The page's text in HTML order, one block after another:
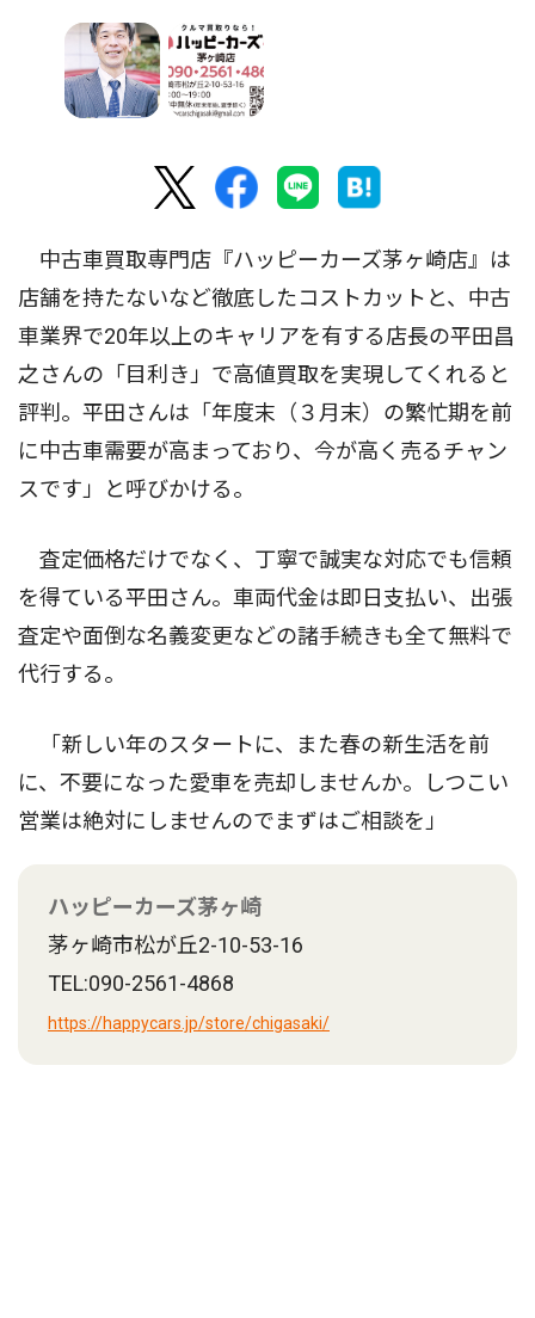
中古車買取専門店『ハッピーカーズ茅ヶ崎店』は
店舗を持たないなど徹底したコストカットと、中古
車業界で20年以上のキャリアを有する店長の平田昌
之さんの「目利き」で高値買取を実現してくれると
評判。平田さんは「年度末（３月末）の繁忙期を前
に中古車需要が高まっており、今が高く売るチャン
スです」と呼びかける。
査定価格だけでなく、丁寧で誠実な対応でも信頼
を得ている平田さん。車両代金は即日支払い、出張
査定や面倒な名義変更などの諸手続きも全て無料で
代行する。
「新しい年のスタートに、また春の新生活を前
に、不要になった愛車を売却しませんか。しつこい
営業は絶対にしませんのでまずはご相談を」
ハッピーカーズ茅ヶ崎
茅ヶ崎市松が丘2-10-53-16
TEL:090-2561-4868
https://happycars.jp/store/chigasaki/